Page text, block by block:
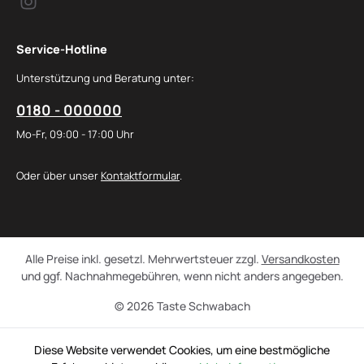
Service-Hotline
Unterstützung und Beratung unter:
0180 - 000000
Mo-Fr, 09:00 - 17:00 Uhr
Oder über unser Kontaktformular.
© 2026 Taste Schwabach
Alle Preise inkl. gesetzl. Mehrwertsteuer zzgl. Versandkosten
und ggf. Nachnahmegebühren, wenn nicht anders angegeben.
Diese Website verwendet Cookies, um eine bestmögliche